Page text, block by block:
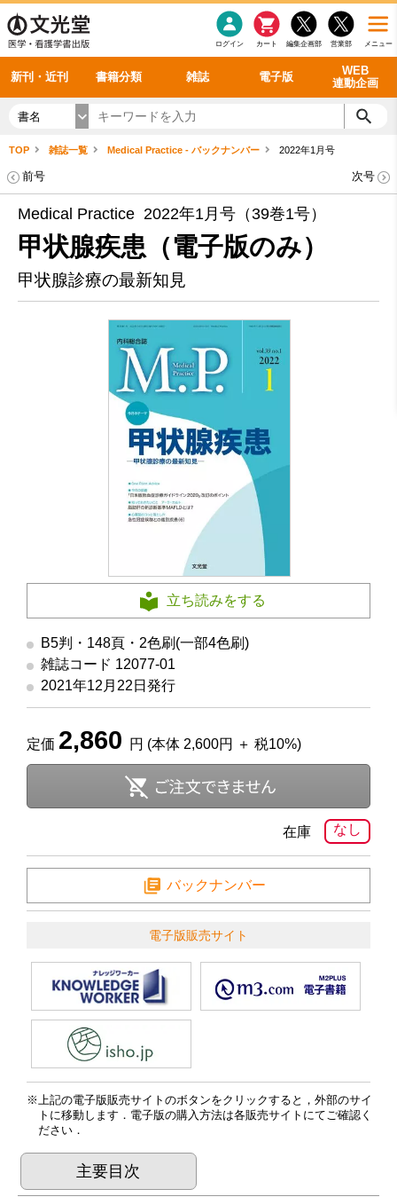
メニュー
営業部
編集企画部
カート
ログイン
新刊・近刊 書籍分類 雑誌 電子版
WEB
連動企画
感染症 老年医学
看護・介護
呼吸器
循環器
シリーズ一覧
雑誌投稿規定
理学療法
雑誌案内・年間購読 最新号 バックナンバー
電子書籍
電子雑誌
書籍「データに基づく臨床動作分析」WEB動画
書籍「眼手術学」WEB動画
書籍「神経症候学 II 改訂第二版」 WEB動画
新刊一覧
今後の発行予定
書名
TOP 雑誌一覧 Medical Practice - バックナンバー 2022年1月号
前号 次号
Medical Practice 2022年1月号（39巻1号）
甲状腺疾患（電子版のみ）
甲状腺診療の最新知見
立ち読みをする
B5判・148頁・2色刷(一部4色刷)
雑誌コード 12077-01
2021年12月22日発行
定価 2,860 円 (本体 2,600円 ＋ 税10%)
なし
在庫
バックナンバー
電子版販売サイト
上記の電子版販売サイトのボタンをクリックすると，外部のサイ
トに移動します．電子版の購入方法は各販売サイトにてご確認く
ださい．
主要目次